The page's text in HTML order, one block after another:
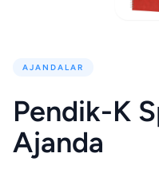
AJANDALAR
Pendik-K
Ajanda